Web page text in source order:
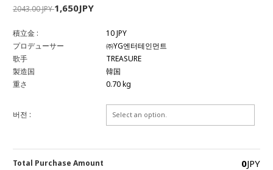
2043.00 JPY1,650JPY
積立金 :
10 JPY
プロデューサー
㈜YG엔터테인먼트
歌手
TREASURE
製造国
韓国
重さ
0.70 kg
버전 :
Total Purchase Amount 0JPY